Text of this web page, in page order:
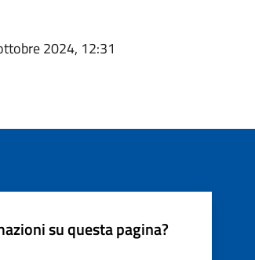
2024, 12:31
su questa pagina?